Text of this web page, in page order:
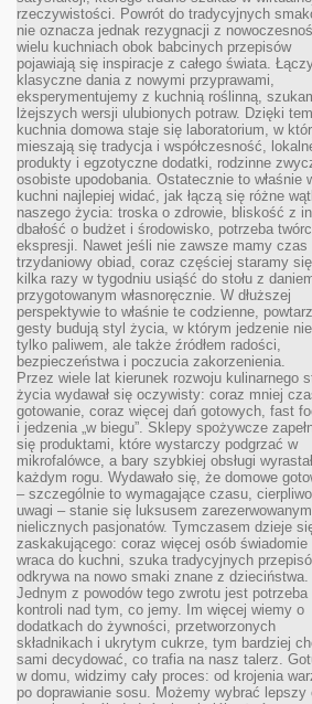
rzeczywistości. Powrót do tradycyjnych
nie oznacza jednak rezygnacji z
wielu kuchniach obok babcinych przepisów
pojawiają się inspiracje z całego świata.
klasyczne dania z nowymi przyprawami,
eksperymentujemy z kuchnią roślinną,
lżejszych wersji ulubionych potraw. Dzięki
kuchnia domowa staje się laboratorium, w
mieszają się tradycja i współczesność,
produkty i egzotyczne dodatki, rodzinne
osobiste upodobania. Ostatecznie to właśnie
kuchni najlepiej widać, jak łączą się różne
naszego życia: troska o zdrowie, bliskość z
dbałość o budżet i środowisko, potrzeba
ekspresji. Nawet jeśli nie zawsze mamy czas
trzydaniowy obiad, coraz częściej staramy
kilka razy w tygodniu usiąść do stołu z
przygotowanym własnoręcznie. W dłuższej
perspektywie to właśnie te codzienne,
gesty budują styl życia, w którym jedzenie
tylko paliwem, ale także źródłem radości,
bezpieczeństwa i poczucia zakorzenienia.
Przez wiele lat kierunek rozwoju kulinarnego
życia wydawał się oczywisty: coraz mniej
gotowanie, coraz więcej dań gotowych, fast
i jedzenia „w biegu”. Sklepy spożywcze
się produktami, które wystarczy podgrzać w
mikrofalówce, a bary szybkiej obsługi
każdym rogu. Wydawało się, że domowe
– szczególnie to wymagające czasu,
uwagi – stanie się luksusem
nielicznych pasjonatów. Tymczasem dzieje
zaskakującego: coraz więcej osób świadomie
wraca do kuchni, szuka tradycyjnych
odkrywa na nowo smaki znane z dzieciństwa.
Jednym z powodów tego zwrotu jest potrzeba
kontroli nad tym, co jemy. Im więcej wiemy o
dodatkach do żywności, przetworzonych
składnikach i ukrytym cukrze, tym bardziej
sami decydować, co trafia na nasz talerz.
w domu, widzimy cały proces: od krojenia
po doprawianie sosu. Możemy wybrać lepszy